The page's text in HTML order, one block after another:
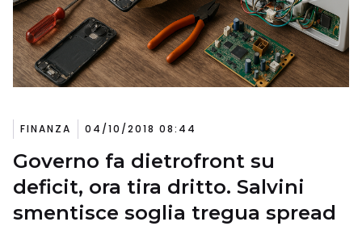
FINANZA 04/10/2018 08:44
Governo fa dietrofront su
deficit, ora tira dritto. Salvini
smentisce soglia tregua spread